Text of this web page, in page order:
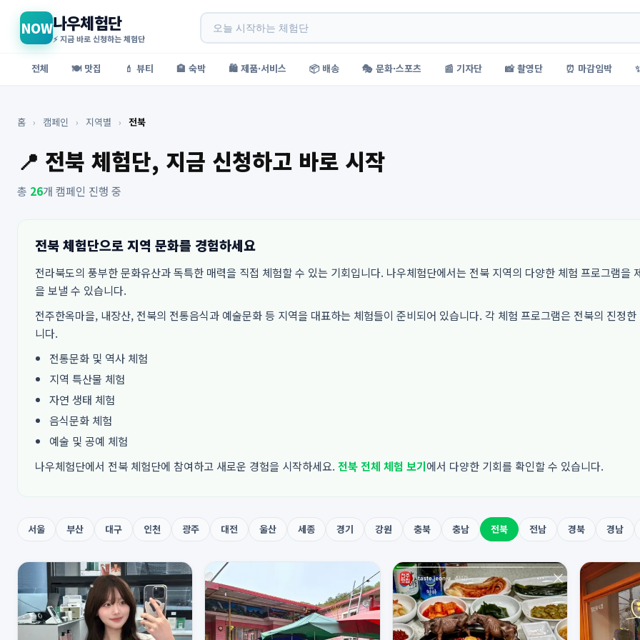
NOW나우체험단
⚡ 지금 바로 신청하는 체험단
전체 🍽️ 맛집 💄 뷰티 🏨 숙박 🛍️ 제품·서비스 📦 배송 🎭 문화·스포츠 📰 기자단 📸 촬영단 ⏰ 마감임박
홈 › 캠페인 › 지역별 › 전북
📍 전북 체험단, 지금 신청하고 바로 시작
총 26개 캠페인 진행 중
전북 체험단으로 지역 문화를 경험하세요
전라북도의 풍부한 문화유산과 독특한 매력을 직접 체험할 수 있는 기회입니다. 나우체험단에서는 전북 지역의 다양한 체험 프로그램
을 보낼 수 있습니다.
전주한옥마을, 내장산, 전북의 전통음식과 예술문화 등 지역을 대표하는 체험들이 준비되어 있습니다. 각 체험 프로그램은 전북의 진정
니다.
전통문화 및 역사 체험
지역 특산물 체험
자연 생태 체험
음식문화 체험
예술 및 공예 체험
나우체험단에서 전북 체험단에 참여하고 새로운 경험을 시작하세요. 전북 전체 체험 보기에서 다양한 기회를 확인할 수 있습니다.
서울 부산 대구 인천 광주 대전 울산 세종 경기 강원 충북 충남 전북 전남 경북 경남